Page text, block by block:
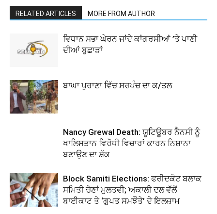
RELATED ARTICLES MORE FROM AUTHOR
ਵਿਧਾਨ ਸਭਾ ਘੇਰਨ ਜਾਂਦੇ ਕਾਂਗਰਸੀਆਂ ’ਤੇ ਪਾਣੀ
ਦੀਆਂ ਬੁਛਾੜਾਂ
ਬਾਘਾ ਪੁਰਾਣਾ ਵਿੱਚ ਸਰਪੰਚ ਦਾ ਕ/ਤਲ
Nancy Grewal Death: ਯੂਟਿਊਬਰ ਨੈਨਸੀ ਨੂੰ
ਖਾਲਿਸਤਾਨ ਵਿਰੋਧੀ ਵਿਚਾਰਾਂ ਕਾਰਨ ਨਿਸ਼ਾਨਾ
ਬਣਾਉਣ ਦਾ ਸ਼ੱਕ
Block Samiti Elections: ਫਰੀਦਕੋਟ ਬਲਾਕ
ਸਮਿਤੀ ਚੋਣਾਂ ਮੁਲਤਵੀ; ਅਕਾਲੀ ਦਲ ਵੱਲੋਂ
ਬਾਈਕਾਟ ਤੇ ‘ਗੁਪਤ ਸਮਝੌਤੇ’ ਦੇ ਇਲਜ਼ਾਮ